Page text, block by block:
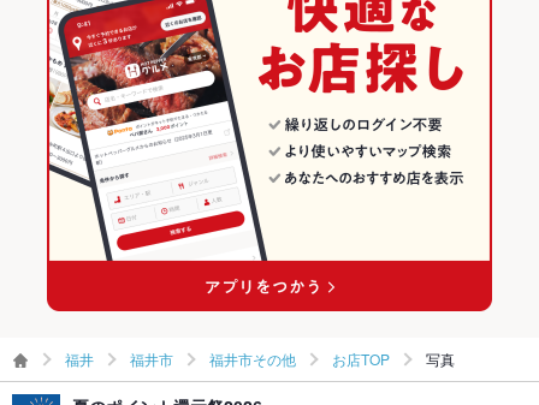
福井市のグルメランキング
福井市の和食ランキング
福井市の寿司ランキング
福井市その他のグルメランキング
福井市その他の和食ランキング
福井 福井市 福井市その他 お店TOP 写真